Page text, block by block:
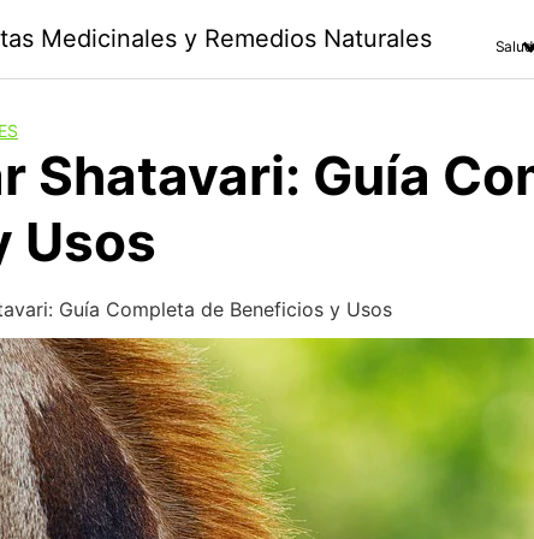
Medicinales y Remedios Naturales Salud
Shatavari: Guía
Usos
Guía Completa de Beneficios y Usos